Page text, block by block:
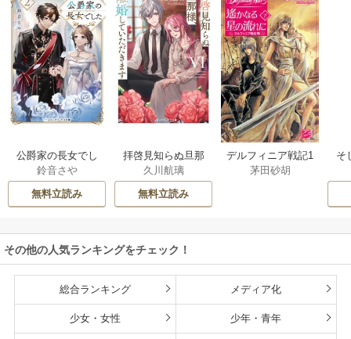
公爵家の長女でし
た
鈴音さや
無料立読み
拝啓見知らぬ旦那
様、離婚していた
だきます
久川航璃
無料立読み
デルフィニア戦記1
茅田砂胡
そ
その他の人気ランキングをチェック！
総合ランキング メディア化
少女・女性 少年・青年